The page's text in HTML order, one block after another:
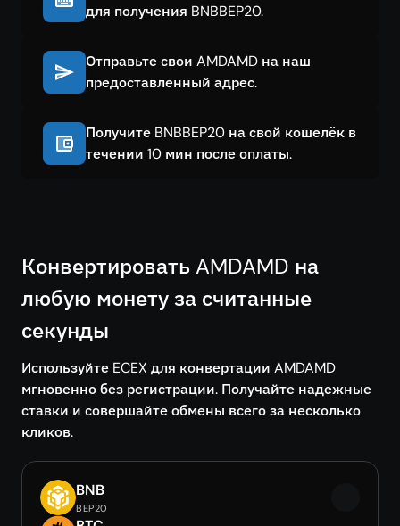
для получения BNBBEP20.
Отправьте свои AMDAMD на наш
предоставленный адрес.
Получите BNBBEP20 на свой кошелёк в
течении 10 мин после оплаты.
Конвертировать AMDAMD на
любую монету за считанные
секунды
Используйте ECEX для конвертации AMDAMD
мгновенно без регистрации. Получайте надежные
ставки и совершайте обмены всего за несколько
кликов.
BNB
BEP20